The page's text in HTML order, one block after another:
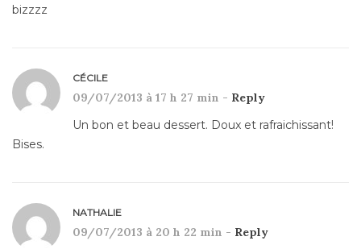
bizzzz
CÉCILE
09/07/2013 à 17 h 27 min - Reply
Un bon et beau dessert. Doux et rafraichissant!
Bises.
NATHALIE
09/07/2013 à 20 h 22 min - Reply